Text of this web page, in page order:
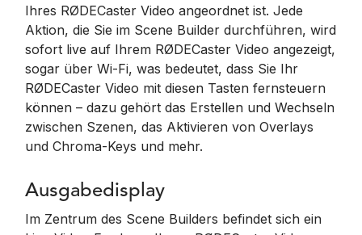
Ihres RØDECaster Video angeordnet ist. Jede
Aktion, die Sie im Scene Builder durchführen, wird
sofort live auf Ihrem RØDECaster Video angezeigt,
sogar über Wi-Fi, was bedeutet, dass Sie Ihr
RØDECaster Video mit diesen Tasten fernsteuern
können – dazu gehört das Erstellen und Wechseln
zwischen Szenen, das Aktivieren von Overlays
und Chroma-Keys und mehr.
Ausgabedisplay
Im Zentrum des Scene Builders befindet sich ein